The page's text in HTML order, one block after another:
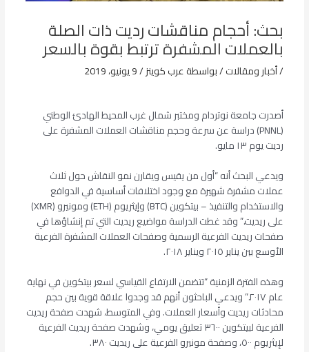
بحث: أحجام مناقشات رديت ذات الصلة
بالعملات المشفرة ترتبط بقوة بالسعر
/أخبار ومقالات/ بواسطةعرب كوينز/9 يونيو، 2019
أصدرت جامعة نوتردام ومختبر شمال غرب المحيط الهادئ الوطني
(PNNL) دراسة عن سرعة وحجم مناقشات العملات المشفرة على
رديت يوم ١٣ مايو.
ويدعي البحث أنه “أول من يقيس ويقارن نمو النقاش حول ثلاث
عملات مشفرة شهيرة مع وجود اختلافات أساسية في الدوافع
والاستخدام والتنفيذ – بيتكوين (BTC) وإيثريوم (ETH) ومونيرو (XMR)
على ريديت.” وقد غطت الدراسة مواضيع ريديت التي تم إنشاؤها في
صفحات ريديت الفرعية الرسمية وصفحات العملات المشفرة الفرعية
الأوسع بين يناير ٢٠١٥ ويناير ٢٠١٨.
وهذه الفترة الزمنية “تتضمن الارتفاع القياسي لسعر بيتكوين في نهاية
عام ٢٠١٧.” ويدعي الباحثون أنهم قد وجدوا علاقة قوية بين حجم
محادثات ريديت وأسعار العملات. وفي المتوسط​​، شهدت صفحة ريديت
الفرعية لبيتكوين ٣٦٠٠ تعليق يومي، وشهدت صفحة ريديت الفرعية
لإيثريوم ٥٠٠، وصفحة مونيرو الفرعية على ريديت ٣٨٠.